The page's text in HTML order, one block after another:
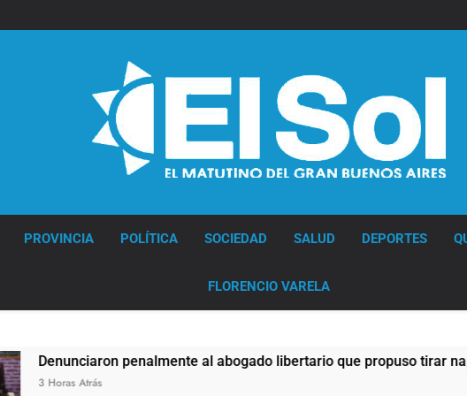
PROVINCIA POLÍTICA SOCIEDAD SALUD DEPORTES
FLORENCIO VARELA
penalmente al abogado libertario que propuso tirar napalm
3 Horas Atrás